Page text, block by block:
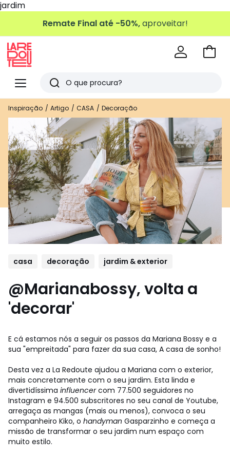
jardim
Remate Final até -50%,aproveitar!
Menu
Redoute
Pesquisar
Últimos
artigos
vistos
Ir
Inspiração Artigo CASA Decoração
casa decoração jardim & exterior
@Marianabossy, volta a
'decorar'
E cá estamos nós a seguir os passos da Mariana Bossy e a
sua "empreitada" para fazer da sua casa, A casa de sonho!
Desta vez a La Redoute ajudou a Mariana com o exterior,
mais concretamente com o seu jardim. Esta linda e
divertidíssima influencercom 77.500 seguidores no
Instagram e 94.500 subscritores no seu canal de Youtube,
arregaça as mangas (mais ou menos), convoca o seu
companheiro Kiko, o handyman Gasparzinho e começa a
missão de transformar o seu jardim num espaço com
muito estilo.